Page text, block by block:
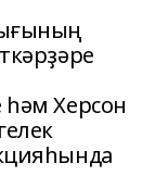
Херсон